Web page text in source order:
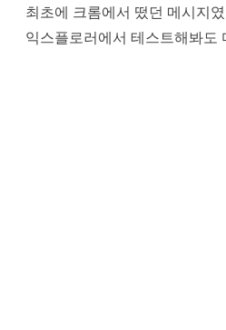
최초에 크롬에서 떴던 메시지
익스플로러에서 테스트해봐도